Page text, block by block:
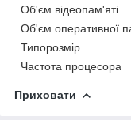
Об'єм відеопам'яті
Об'єм оперативної
Типорозмір
Частота процесора
Приховати